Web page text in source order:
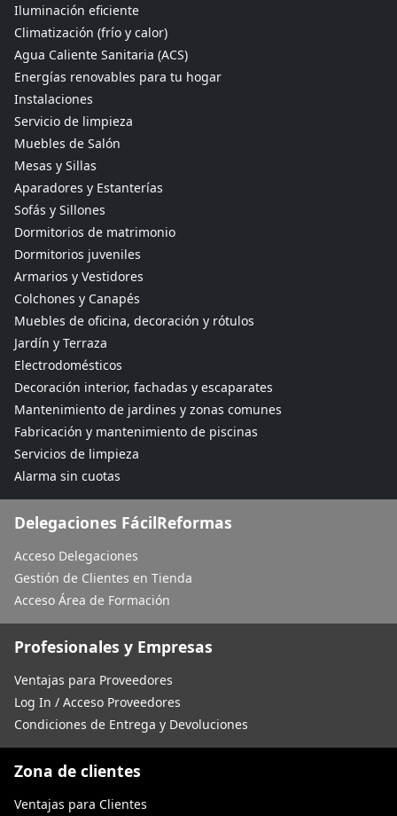
Iluminación eficiente
Climatización (frío y calor)
Agua Caliente Sanitaria (ACS)
Energías renovables para tu hogar
Instalaciones
Servicio de limpieza
Muebles de Salón
Mesas y Sillas
Aparadores y Estanterías
Sofás y Sillones
Dormitorios de matrimonio
Dormitorios juveniles
Armarios y Vestidores
Colchones y Canapés
Muebles de oficina, decoración y rótulos
Jardín y Terraza
Electrodomésticos
Decoración interior, fachadas y escaparates
Mantenimiento de jardines y zonas comunes
Fabricación y mantenimiento de piscinas
Servicios de limpieza
Alarma sin cuotas
Delegaciones FácilReformas
Acceso Delegaciones
Gestión de Clientes en Tienda
Acceso Área de Formación
Profesionales y Empresas
Ventajas para Proveedores
Log In / Acceso Proveedores
Condiciones de Entrega y Devoluciones
Zona de clientes
Ventajas para Clientes